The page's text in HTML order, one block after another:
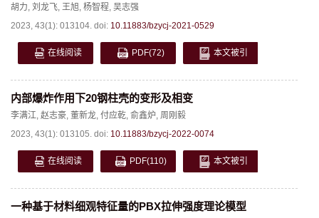
胡力, 刘龙飞, 王旭, 杨智程, 吴志强
2023, 43(1): 013104. doi: 10.11883/bzycj-2021-0529
在线阅读 PDF(72) 本文被引
内部爆炸作用下20钢柱壳的变形及相变
李满江, 赵志豪, 董新龙, 付应乾, 俞鑫炉, 周刚毅
2023, 43(1): 013105. doi: 10.11883/bzycj-2022-0074
在线阅读 PDF(110) 本文被引
一种基于材料细观特征量的PBX拉伸强度理论模型